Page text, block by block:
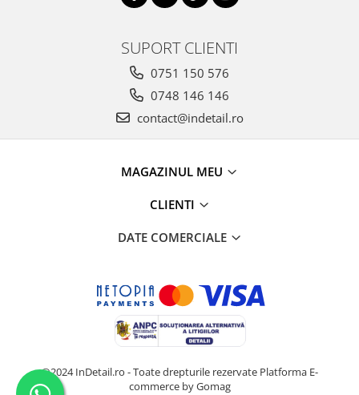
SUPORT CLIENTI
0751 150 576
0748 146 146
contact@indetail.ro
MAGAZINUL MEU
CLIENTI
DATE COMERCIALE
@2024 InDetail.ro - Toate drepturile rezervate Platforma E-
commerce by Gomag